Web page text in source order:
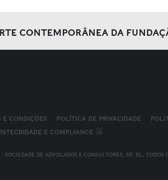
CONTEMPORÂNEA DA
E CONDIÇÕES POLÍTICA DE PRIVACIDADE
E COMPLIANCE
DE ADVOGADOS E CONSULTORES, SP, RL. TODOS